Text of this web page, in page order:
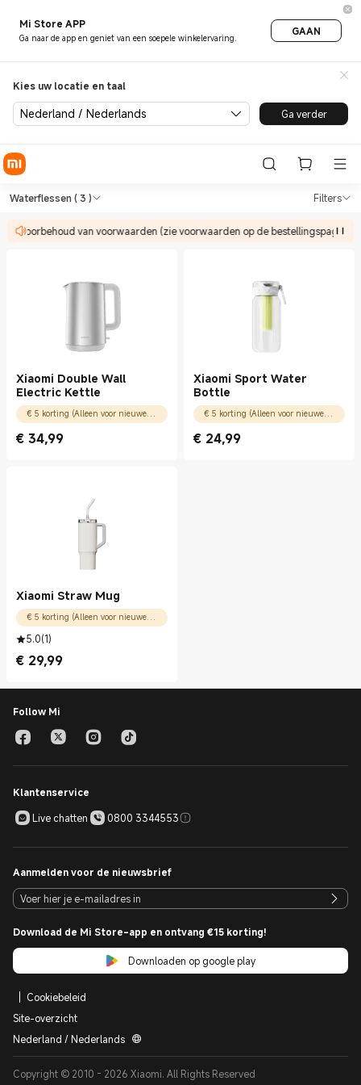
Mi Store APP
Ga naar de app en geniet van een soepele winkelervaring.
GAAN
Kies uw locatie en taal
Nederland / Nederlands Ga verder
Shop Gezondheid & Fitness
Waterflessen ( 3 ) Filters
voorbehoud van voorwaarden (zie voorwaarden op de bestellingspagina).
Shop Gezondheid & Fitness
Xiaomi Double Wall
Electric Kettle
€ 5 korting (Alleen voor nieuwe gebruikers)
€ 34,99
Current Price € 34.99
Xiaomi Sport Water
Bottle
€ 5 korting (Alleen voor nieuwe gebruikers)
€ 24,99
Current Price € 24.99
Xiaomi Straw Mug
€ 5 korting (Alleen voor nieuwe gebruikers)
5.0(1)
€ 29,99
Current Price € 29.99
Follow Mi
Klantenservice
Live chatten
0800 3344553
Aanmelden voor de nieuwsbrief
Download de Mi Store-app en ontvang €15 korting!
Downloaden op google play
Cookiebeleid
Site-overzicht
Nederland / Nederlands
Copyright © 2010 - 2026 Xiaomi. All Rights Reserved